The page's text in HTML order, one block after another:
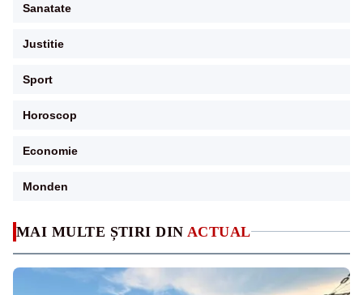
MAI MULTE ȘTIRI DIN ACTUAL
Sanatate
Justitie
Sport
Horoscop
Economie
Monden